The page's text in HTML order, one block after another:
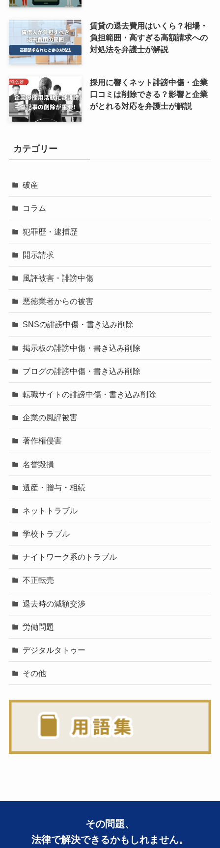
賃貸の退去費用はいくら？相場・
負担範囲・高すぎる高額請求への
対処法を弁護士が解説
採用に響くネット誹謗中傷・企業
口コミは削除できる？影響と企業
がとれる対応を弁護士が解説
カテゴリー
破産
コラム
犯罪歴・逮捕歴
開示請求
風評被害・誹謗中傷
悪徳業者からの被害
SNSの誹謗中傷・書き込み削除
掲示板の誹謗中傷・書き込み削除
ブログの誹謗中傷・書き込み削除
転職サイトの誹謗中傷・書き込み削除
企業の風評被害
著作権侵害
名誉毀損
遺産・贈与・相続
ネットトラブル
学校トラブル
ナイトワーク系のトラブル
不正転売
退去時の減額交渉
労働問題
デジタルタトゥー
その他
その問題、
法律で解決できるかもしれません。